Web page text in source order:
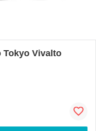
Tokyo Vivalto